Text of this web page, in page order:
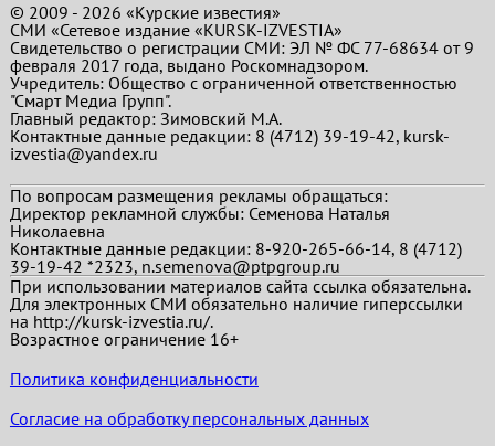
© 2009 - 2026 «Курские известия»
СМИ «Сетевое издание «KURSK-IZVESTIA»
Свидетельство о регистрации СМИ: ЭЛ № ФС 77-68634 от 9
февраля 2017 года, выдано Роскомнадзором.
Учредитель: Общество с ограниченной ответственностью
"Смарт Медиа Групп".
Главный редактор:Зимовский М.А.
Контактные данные редакции: 8 (4712) 39-19-42, kursk-
izvestia@yandex.ru
По вопросам размещения рекламы обращаться:
Директор рекламной службы: Семенова Наталья
Николаевна
Контактные данные редакции: 8-920-265-66-14, 8 (4712)
39-19-42 *2323, n.semenova@ptpgroup.ru
При использовании материалов сайта ссылка обязательна.
Для электронных СМИ обязательно наличие гиперссылки
на http://kursk-izvestia.ru/.
Возрастное ограничение 16+
Политика конфиденциальности
Согласие на обработку персональных данных